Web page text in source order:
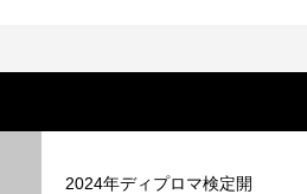
2024年ディプロマ検定開